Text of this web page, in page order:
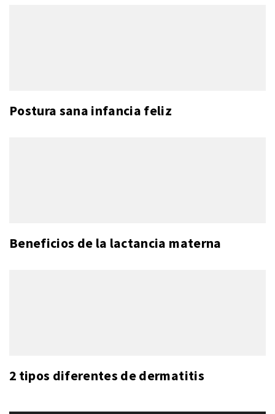
Postura sana infancia feliz
Beneficios de la lactancia materna
2 tipos diferentes de dermatitis